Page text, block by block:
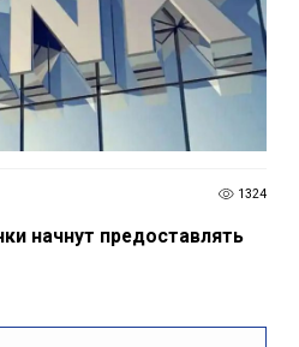
1324
начнут предоставлять